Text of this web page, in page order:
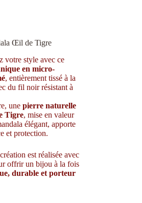
Œil de Tigre
votre style avec ce
en micro-
, entièrement tissé à la
du fil noir résistant à
une pierre naturelle
Tigre, mise en valeur
élégant, apporte
et protection.
est réalisée avec
offrir un bijou à la fois
durable et porteur